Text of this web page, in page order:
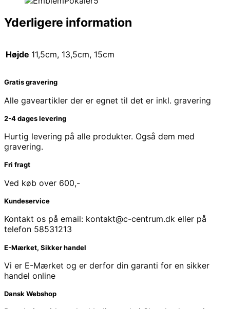
Yderligere information
Højde 11,5cm, 13,5cm, 15cm
Gratis gravering
Alle gaveartikler der er egnet til det er inkl. gravering
2-4 dages levering
Hurtig levering på alle produkter. Også dem med
gravering.
Fri fragt
Ved køb over 600,-
Kundeservice
Kontakt os på email: kontakt@c-centrum.dk eller på
telefon 58531213
E-Mærket, Sikker handel
Vi er E-Mærket og er derfor din garanti for en sikker
handel online
Dansk Webshop